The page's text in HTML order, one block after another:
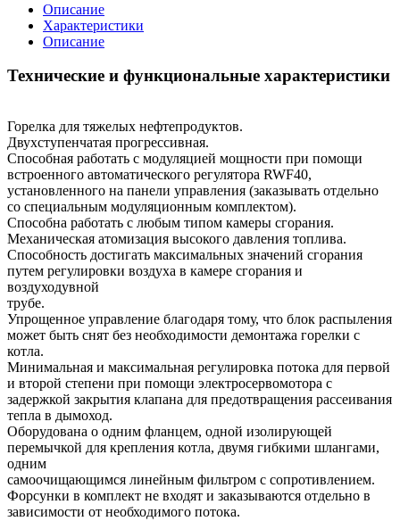
Описание
Характеристики
Описание
Технические и функциональные характеристики
Горелка для тяжелых нефтепродуктов.
Двухступенчатая прогрессивная.
Способная работать с модуляцией мощности при помощи
встроенного автоматического регулятора RWF40,
установленного на панели управления (заказывать отдельно
со специальным модуляционным комплектом).
Способна работать с любым типом камеры сгорания.
Механическая атомизация высокого давления топлива.
Способность достигать максимальных значений сгорания
путем регулировки воздуха в камере сгорания и
воздуходувной
трубе.
Упрощенное управление благодаря тому, что блок распыления
может быть снят без необходимости демонтажа горелки с
котла.
Минимальная и максимальная регулировка потока для первой
и второй степени при помощи электросервомотора с
задержкой закрытия клапана для предотвращения рассеивания
тепла в дымоход.
Оборудована о одним фланцем, одной изолирующей
перемычкой для крепления котла, двумя гибкими шлангами,
одним
самоочищающимся линейным фильтром с сопротивлением.
Форсунки в комплект не входят и заказываются отдельно в
зависимости от необходимого потока.